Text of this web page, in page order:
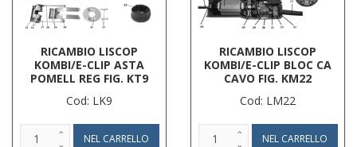
RICAMBIO LISCOP
KOMBI/E-CLIP ASTA
POMELL REG FIG. KT9
Cod: LK9
RICAMBIO LISCOP
KOMBI/E-CLIP BLOC CA
CAVO FIG. KM22
Cod: LM22